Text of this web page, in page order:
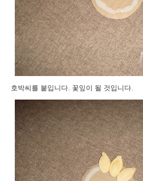
호박씨를 붙입니다. 꽃잎이 될 것입니다.